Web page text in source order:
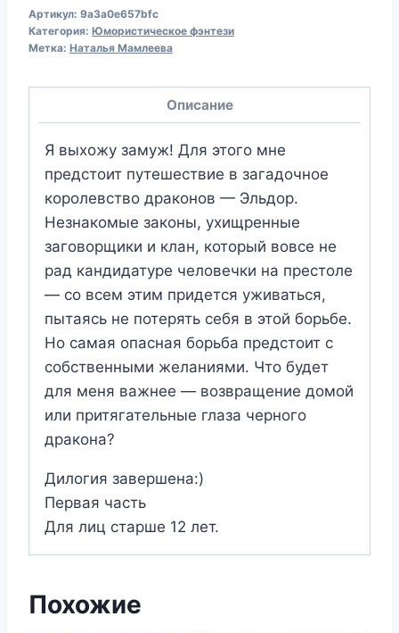
Артикул: 9a3a0e657bfc
Категория: Юмористическое фэнтези
Метка: Наталья Мамлеева
Описание
Я выхожу замуж! Для этого мне
предстоит путешествие в загадочное
королевство драконов — Эльдор.
Незнакомые законы, ухищренные
заговорщики и клан, который вовсе не
рад кандидатуре человечки на престоле
— со всем этим придется уживаться,
пытаясь не потерять себя в этой борьбе.
Но самая опасная борьба предстоит с
собственными желаниями. Что будет
для меня важнее — возвращение домой
или притягательные глаза черного
дракона?
Дилогия завершена:)
Первая часть
Для лиц старше 12 лет.
Похожие